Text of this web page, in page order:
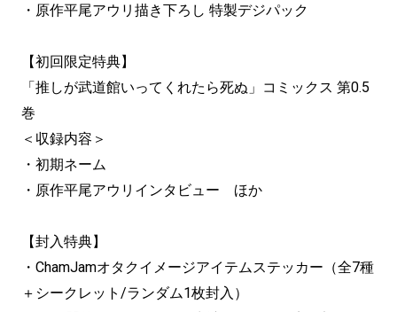
・原作平尾アウリ描き下ろし 特製デジパック
【初回限定特典】
「推しが武道館いってくれたら死ぬ」コミックス 第0.5
巻
＜収録内容＞
・初期ネーム
・原作平尾アウリインタビュー ほか
【封入特典】
・ChamJamオタクイメージアイテムステッカー（全7種
＋シークレット/ランダム1枚封入）